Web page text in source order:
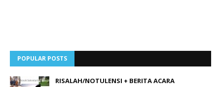
POPULAR POSTS
RISALAH/NOTULENSI + BERITA ACARA